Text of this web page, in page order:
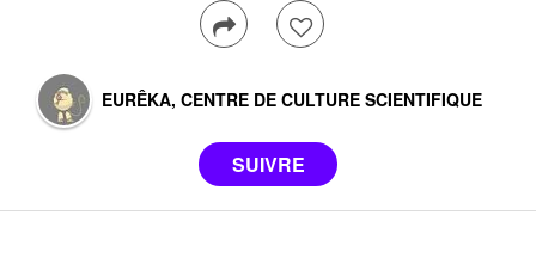
EURÊKA, CENTRE DE CULTURE SCIENTIFIQUE